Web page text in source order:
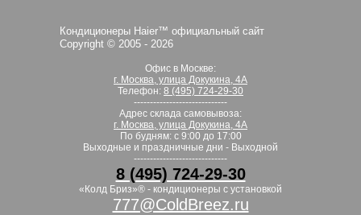
Кондиционеры Haier™ официальный сайт
Copyright © 2005 - 2026
Офис в Москве:
г. Москва, улица Докукина, 4А
Телефон: 8 (495) 724-29-30
-----------------------------
Адрес склада самовывоза:
г. Москва, улица Докукина, 4А
По будням: с 9:00 до 17:00
Выходные и праздничные дни - Выходной
-----------------------------
8 (495) 724-29-30
«Колд Бриз»® - кондиционеры с установкой
777@ColdBreez.ru